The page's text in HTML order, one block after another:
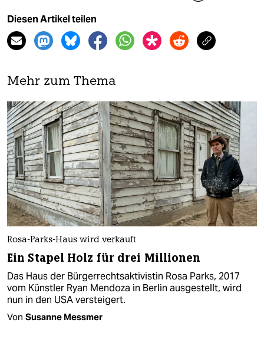
Diesen Artikel teilen
Mehr zum Thema
Rosa-Parks-Haus wird verkauft
Ein Stapel Holz für drei Millionen
Das Haus der Bürgerrechtsaktivistin Rosa Parks, 2017
vom Künstler Ryan Mendoza in Berlin ausgestellt, wird
nun in den USA versteigert.
Von Susanne Messmer